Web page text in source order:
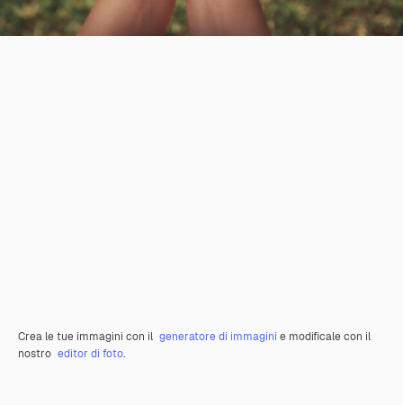
Crea le tue immagini con il generatore di immagini e modificale con il
nostro editor di foto.